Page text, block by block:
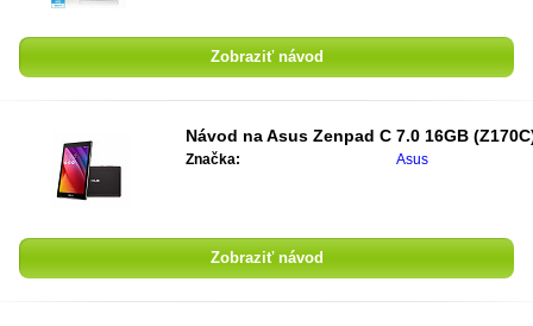
Zobraziť návod
Návod naAsus Zenpad C 7.0 16GB
Značka: Asus
Zobraziť návod